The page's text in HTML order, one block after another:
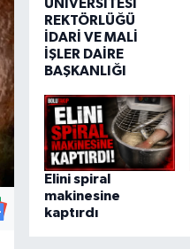
ÜNİVERSİTESİ
REKTÖRLÜĞÜ
İDARİ VE MALİ
İŞLER DAİRE
BAŞKANLIĞI
Elini spiral
makinesine
kaptırdı